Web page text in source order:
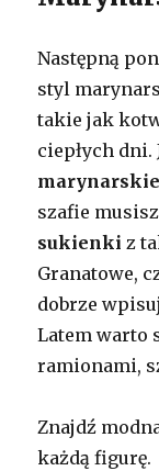
Następną
styl
takie jak
ciepłych dni.
szafie
sukienki z
Granatowe,
dobrze
Latem warto
ramionami,
Znajdź
każdą figurę.